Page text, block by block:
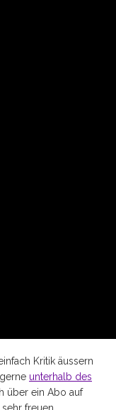
Kritik äussern
unterhalb des
über ein Abo auf
freuen.